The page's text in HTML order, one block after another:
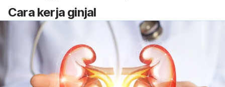
Cara kerja ginjal